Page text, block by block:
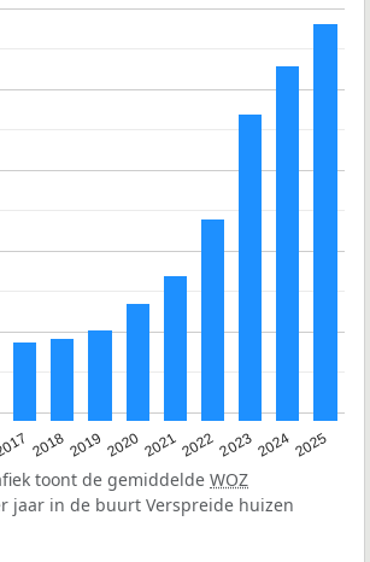
20182019 202020212022202320242025
toont de gemiddelde WOZ
jaar in de buurt Verspreide huizen